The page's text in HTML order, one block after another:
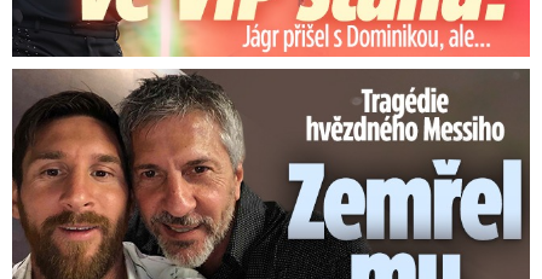
Tragédie hvězdného Messiho: Zemřel mu táta (†68)!